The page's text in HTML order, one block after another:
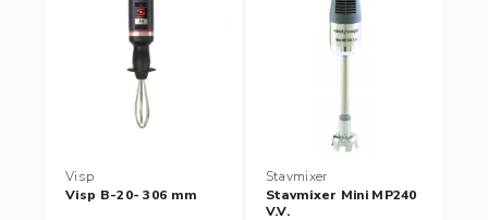
Visp
Visp B-20- 306 mm
Stavmixer
Stavmixer Mini MP240
V.V.